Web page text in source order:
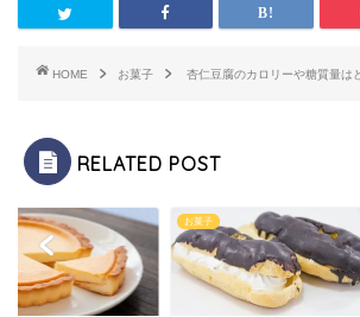
HOME お菓子 杏仁豆腐のカロリーや糖質量は
RELATED POST
お菓子